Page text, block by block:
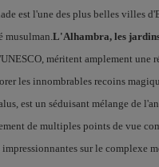
est l'une des plus belles villes
musulman.L'Alhambra, les
méritent amplement une
les innombrables recoins
est un séduisant mélange de
de multiples points de vue
impressionnantes sur le complexe